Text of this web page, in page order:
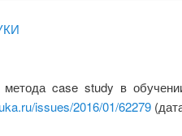
метода case study в
issues/2016/01/62279